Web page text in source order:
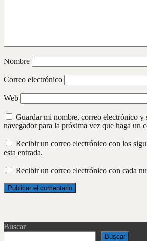
Nombre
Correo electrónico
Web
Guardar mi nombre, correo electrónico y
navegador para la próxima vez que haga un
Recibir un correo electrónico con los
esta entrada.
Recibir un correo electrónico con cada
Buscar
Buscar